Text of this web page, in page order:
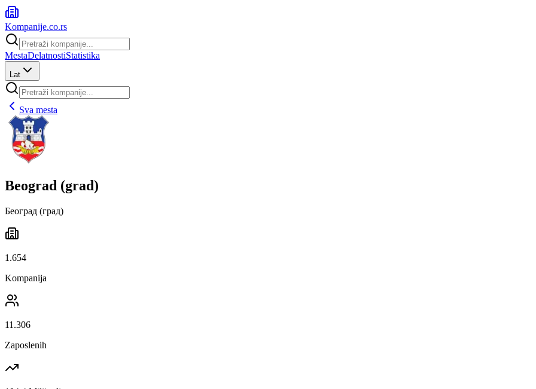
Kompanije.co.rs
MestaDelatnostiStatistika
Lat
Sva mesta
Beograd (grad)
Београд (град)
1.654
Kompanija
11.306
Zaposlenih